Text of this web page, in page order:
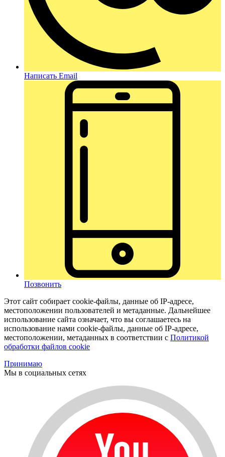
Написать Email
Позвонить
Этот сайт собирает cookie-файлы, данные об IP-адресе,
местоположении пользователей и метаданные. Дальнейшее
использование сайта означает, что вы соглашаетесь на
использование нами cookie-файлы, данные об IP-адресе,
местоположении, метаданных в соответствии с Политикой
обработки файлов cookie
Принимаю
Мы в социальных сетях